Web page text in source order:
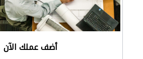
أضف عملك الآن